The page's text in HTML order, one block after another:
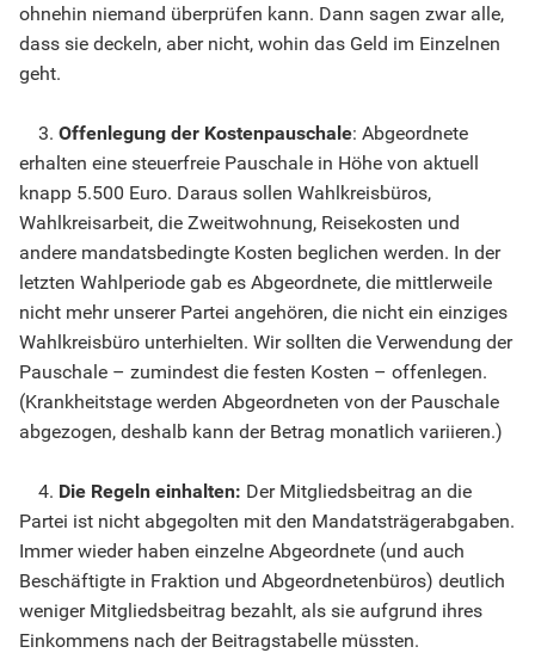
ohnehin niemand überprüfen kann. Dann sagen zwar alle,
dass sie deckeln, aber nicht, wohin das Geld im Einzelnen
geht.
3. Offenlegung der Kostenpauschale: Abgeordnete
erhalten eine steuerfreie Pauschale in Höhe von aktuell
knapp 5.500 Euro. Daraus sollen Wahlkreisbüros,
Wahlkreisarbeit, die Zweitwohnung, Reisekosten und
andere mandatsbedingte Kosten beglichen werden. In der
letzten Wahlperiode gab es Abgeordnete, die mittlerweile
nicht mehr unserer Partei angehören, die nicht ein einziges
Wahlkreisbüro unterhielten. Wir sollten die Verwendung der
Pauschale – zumindest die festen Kosten – offenlegen.
(Krankheitstage werden Abgeordneten von der Pauschale
abgezogen, deshalb kann der Betrag monatlich variieren.)
4. Die Regeln einhalten: Der Mitgliedsbeitrag an die
Partei ist nicht abgegolten mit den Mandatsträgerabgaben.
Immer wieder haben einzelne Abgeordnete (und auch
Beschäftigte in Fraktion und Abgeordnetenbüros) deutlich
weniger Mitgliedsbeitrag bezahlt, als sie aufgrund ihres
Einkommens nach der Beitragstabelle müssten.